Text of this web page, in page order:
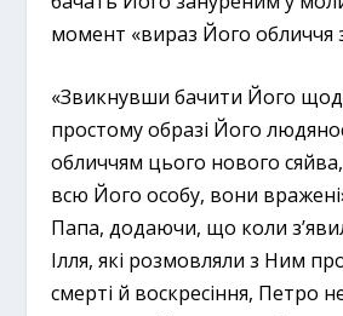
момент «вираз Його обличчя
«Звикнувши бачити Його
простому образі Його
обличчям цього нового
всю Його особу, вони
Папа, додаючи, що коли
Ілля, які розмовляли з Ним
смерті й воскресіння, Петро